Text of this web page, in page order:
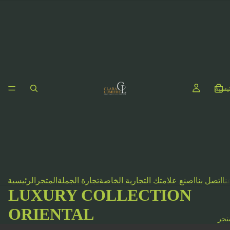
الرئيسية المتجر تجارة الجملةاصنع علامتك التجارية الخاصة اتصل بنا
LUXURY COLLECTION
ORIENTAL